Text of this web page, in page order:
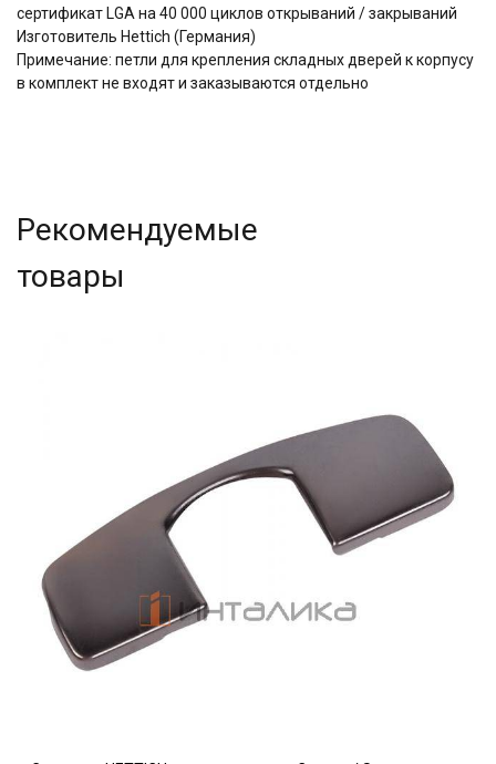
сертификат LGA на 40 000 циклов открываний / закрываний
Изготовитель Hettich (Германия)
Примечание: петли для крепления складных дверей к корпусу
в комплект не входят и заказываются отдельно
Рекомендуемые
товары